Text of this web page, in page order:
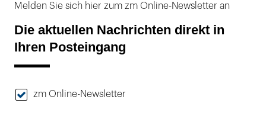
Melden Sie sich hier zum zm Online-Newsletter an
Die aktuellen Nachrichten direkt in
Ihren Posteingang
zm Online-Newsletter